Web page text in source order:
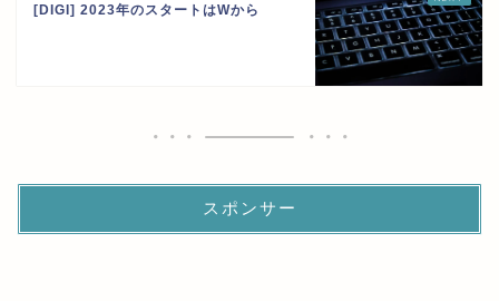
[DIGI] 2023年のスタートはWから
スポンサー